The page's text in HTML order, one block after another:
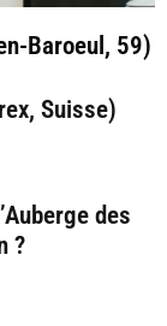
Baroeul, 59)
Suisse)
des
?